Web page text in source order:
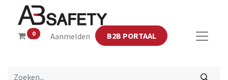
0 Aanmelden B2B PORTAAL